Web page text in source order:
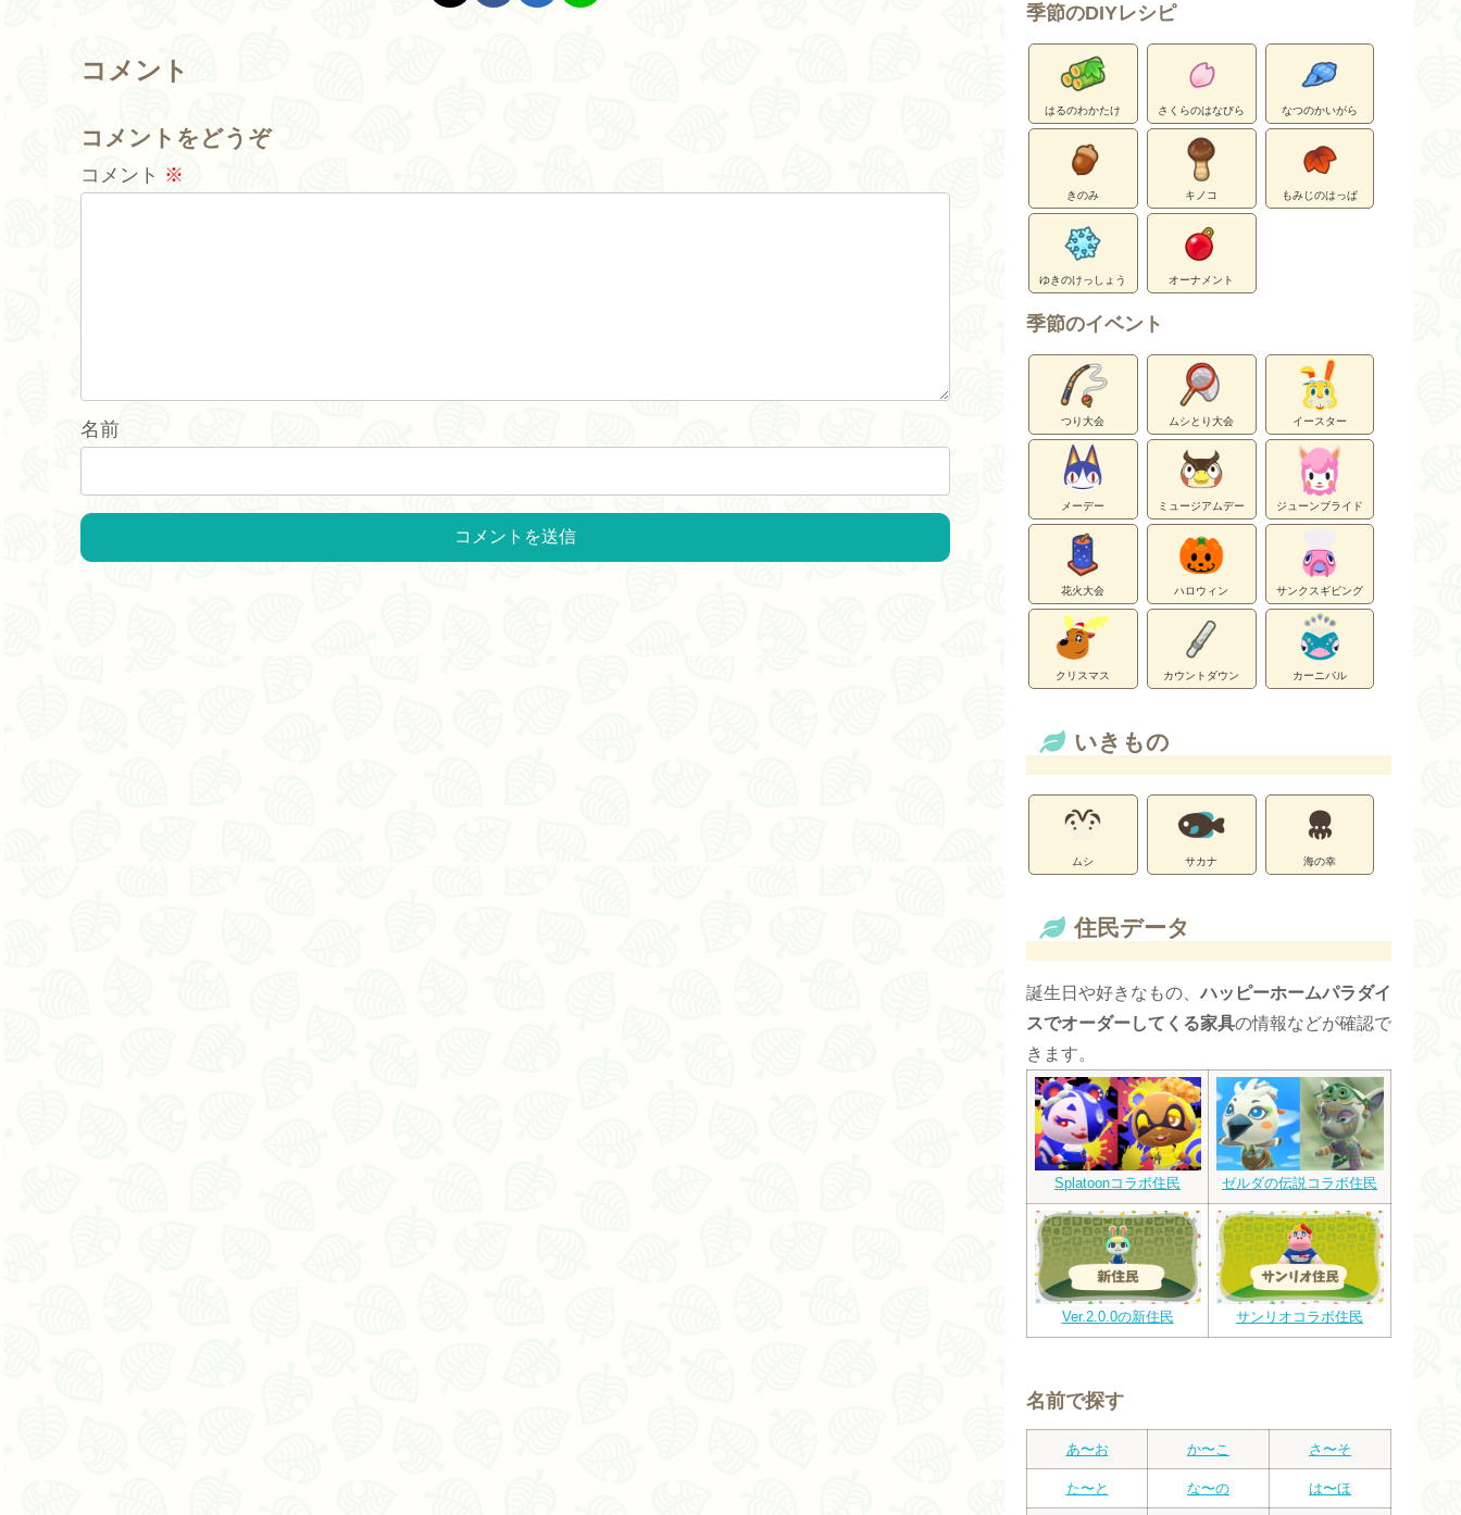
コメント
コメントをどうぞ
コメント ※
名前
季節のDIYレシピ
はるのわかたけ さくらのはなびら なつのかいがら
きのみ キノコ もみじのはっぱ
ゆきのけっしょう オーナメント
季節のイベント
つり大会 ムシとり大会 イースター
メーデー ミュージアムデー ジューンブライド
花火大会 ハロウィン サンクスギビング
クリスマス カウントダウン カーニバル
いきもの
ムシ サカナ 海の幸
住民データ
誕生日や好きなもの、ハッピーホームパラダイ
スでオーダーしてくる家具の情報などが確認で
きます。
Splatoonコラボ住民 ゼルダの伝説コラボ住民
Ver.2.0.0の新住民 サンリオコラボ住民
名前で探す
あ〜お か〜こ さ〜そ
た〜と な〜の は〜ほ